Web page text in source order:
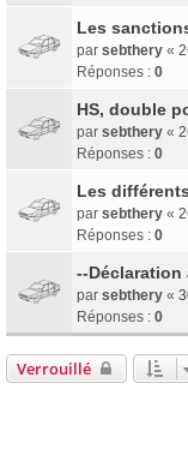
Les
par sebthery «
Réponses : 0
HS, double
par sebthery «
Réponses : 0
Les
par sebthery «
Réponses : 0
--Déclaration
par sebthery «
Réponses : 0
Verrouillé